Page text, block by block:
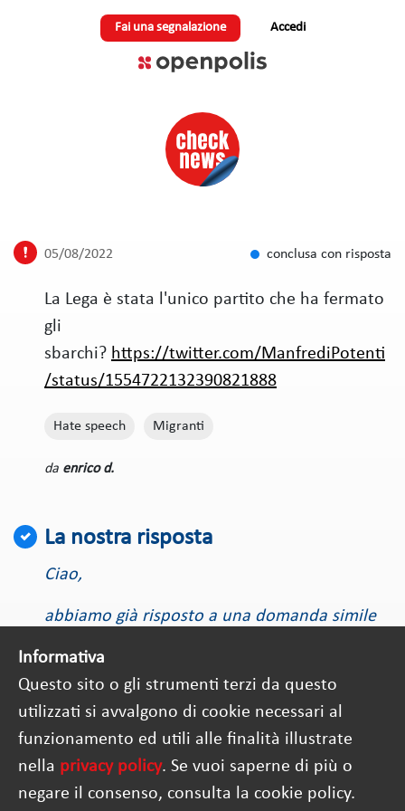
Fai una segnalazione Accedi
05/08/2022 conclusa con risposta
La Lega è stata l'unico partito che ha fermato
gli
sbarchi? https://twitter.com/ManfrediPotenti
/status/1554722132390821888
Hate speech Migranti
enrico d.
La nostra risposta
Ciao,
abbiamo già risposto a una domanda simile
Questo progetto è co-finanziato dall'Unione Europea
Informativa
Questo sito o gli strumenti terzi da questo
utilizzati si avvalgono di cookie necessari al
funzionamento ed utili alle finalità illustrate
nella privacy policy. Se vuoi saperne di più o
negare il consenso, consulta la cookie policy.